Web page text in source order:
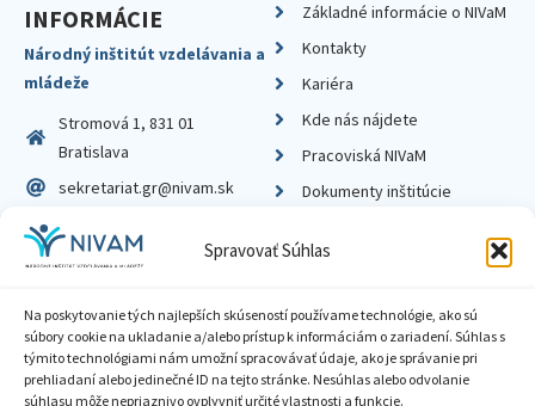
Spravovať Súhlas
Na poskytovanie tých najlepších skúseností používame technológie, ako sú
súbory cookie na ukladanie a/alebo prístup k informáciám o zariadení. Súhlas s
týmito technológiami nám umožní spracovávať údaje, ako je správanie pri
prehliadaní alebo jedinečné ID na tejto stránke. Nesúhlas alebo odvolanie
súhlasu môže nepriaznivo ovplyvniť určité vlastnosti a funkcie.
INFORMÁCIE
Národný inštitút vzdelávania a
mládeže
Stromová 1, 831 01
Bratislava
sekretariat.gr@nivam.sk
IČO: 00164348
DIČ: 2020798714
Základné informácie o NIVaM
Kontakty
Kariéra
Kde nás nájdete
Pracoviská NIVaM
Dokumenty inštitúcie
Zásady ochrany súkromia